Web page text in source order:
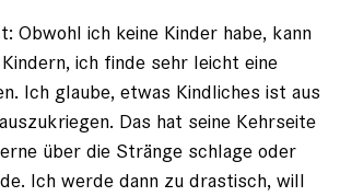
Obwohl ich keine Kinder habe, kann
ich finde sehr leicht eine
Ich glaube, etwas Kindliches ist aus
Das hat seine Kehrseite
über die Stränge schlage oder
Ich werde dann zu drastisch, will